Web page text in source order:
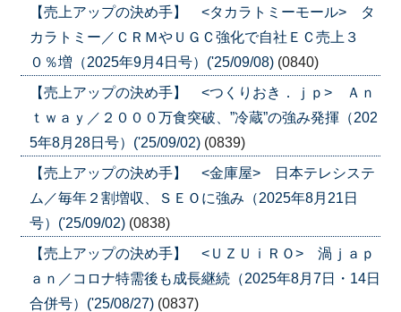
【売上アップの決め手】 <タカラトミーモール> タ
カラトミー／ＣＲＭやＵＧＣ強化で自社ＥＣ売上３
０％増（2025年9月4日号）('25/09/08) (0840)
【売上アップの決め手】 <つくりおき．ｊｐ> Ａｎ
ｔｗａｙ／２０００万食突破、”冷蔵”の強み発揮（202
5年8月28日号）('25/09/02) (0839)
【売上アップの決め手】 <金庫屋> 日本テレシステ
ム／毎年２割増収、ＳＥＯに強み（2025年8月21日
号）('25/09/02) (0838)
【売上アップの決め手】 <ＵＺＵｉＲＯ> 渦ｊａｐ
ａｎ／コロナ特需後も成長継続（2025年8月7日・14日
合併号）('25/08/27) (0837)